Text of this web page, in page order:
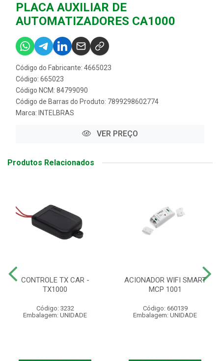
PLACA AUXILIAR DE
AUTOMATIZADORES CA1000
Código do Fabricante: 4665023
Código: 665023
Código NCM: 84799090
Código de Barras do Produto: 7899298602774
Marca: INTELBRAS
VER PREÇO
Produtos Relacionados
CONTROLE TX CAR -
TX1000
Código: 3232
Embalagem: UNIDADE
ACIONADOR WIFI SMART
MCP 1001
Código: 660139
Embalagem: UNIDADE